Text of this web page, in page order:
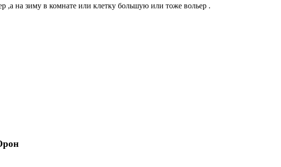
,а на зиму в комнате или клетку большую или тоже вольер .